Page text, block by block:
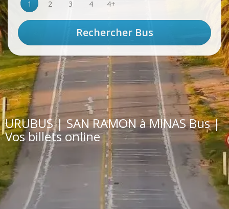
1
2 3 4 4+
URUBUS | SAN RAMON à MINAS Bus |
Vos billets online